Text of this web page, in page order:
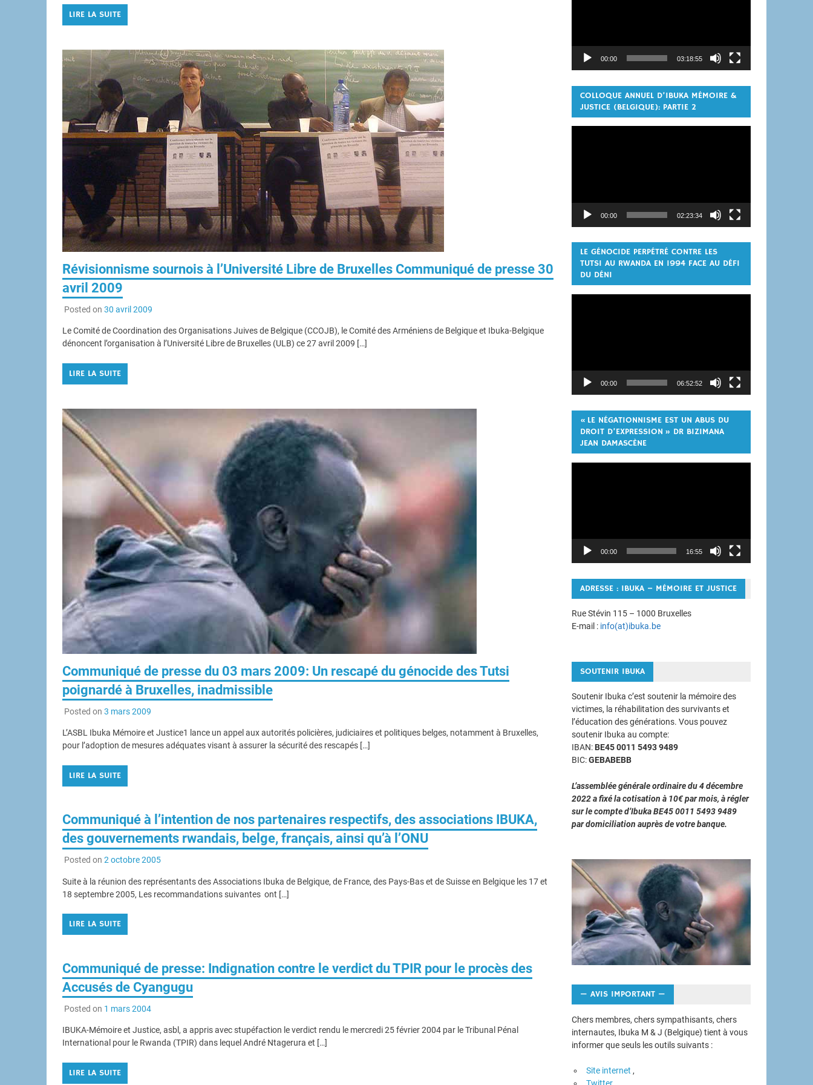
LIRE LA SUITE
Révisionnisme sournois à l’Université Libre de Bruxelles Communiqué de presse 30
avril 2009
Posted on 30 avril 2009
Le Comité de Coordination des Organisations Juives de Belgique (CCOJB), le Comité des Arméniens de Belgique et Ibuka-Belgique
dénoncent l’organisation à l’Université Libre de Bruxelles (ULB) ce 27 avril 2009 […]
LIRE LA SUITE
Communiqué de presse du 03 mars 2009: Un rescapé du génocide des Tutsi
poignardé à Bruxelles, inadmissible
Posted on 3 mars 2009
L’ASBL Ibuka Mémoire et Justice1 lance un appel aux autorités policières, judiciaires et politiques belges, notamment à Bruxelles,
pour l’adoption de mesures adéquates visant à assurer la sécurité des rescapés […]
LIRE LA SUITE
Communiqué à l’intention de nos partenaires respectifs, des associations IBUKA,
des gouvernements rwandais, belge, français, ainsi qu’à l’ONU
Posted on 2 octobre 2005
Suite à la réunion des représentants des Associations Ibuka de Belgique, de France, des Pays-Bas et de Suisse en Belgique les 17 et
18 septembre 2005, Les recommandations suivantes ont […]
LIRE LA SUITE
Communiqué de presse: Indignation contre le verdict du TPIR pour le procès des
Accusés de Cyangugu
Posted on 1 mars 2004
IBUKA-Mémoire et Justice, asbl, a appris avec stupéfaction le verdict rendu le mercredi 25 février 2004 par le Tribunal Pénal
International pour le Rwanda (TPIR) dans lequel André Ntagerura et […]
LIRE LA SUITE
00:00 03:18:55
COLLOQUE ANNUEL D’IBUKA MÉMOIRE &
JUSTICE (BELGIQUE): PARTIE 2
00:00 02:23:34
LE GÉNOCIDE PERPÉTRÉ CONTRE LES
TUTSI AU RWANDA EN 1994 FACE AU DÉFI
DU DÉNI
00:00 06:52:52
« LE NÉGATIONNISME EST UN ABUS DU
DROIT D’EXPRESSION » DR BIZIMANA
JEAN DAMASCÈNE
00:00 16:55
ADRESSE : IBUKA – MÉMOIRE ET JUSTICE
Rue Stévin 115 – 1000 Bruxelles
E-mail : info(at)ibuka.be
SOUTENIR IBUKA
Soutenir Ibuka c’est soutenir la mémoire des
victimes, la réhabilitation des survivants et
l’éducation des générations. Vous pouvez
soutenir Ibuka au compte:
IBAN: BE45 0011 5493 9489
BIC:GEBABEBB
L’assemblée générale ordinaire du 4 décembre
2022 a fixé la cotisation à 10€ par mois, à régler
sur le compte d’Ibuka BE45 0011 5493 9489
par domiciliation auprès de votre banque.
— AVIS IMPORTANT —
Chers membres, chers sympathisants, chers
internautes, Ibuka M & J (Belgique) tient à vous
informer que seuls les outils suivants :
Site internet ,